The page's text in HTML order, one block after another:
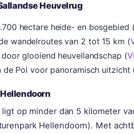
Heuvelrug
hectare heide- en bosgebied
wandelroutes van 2 tot 15 km (
glooiend heuvellandschap (
de Pol voor panoramisch uitzicht
op minder dan 5 kilometer
Hellendoorn). Met